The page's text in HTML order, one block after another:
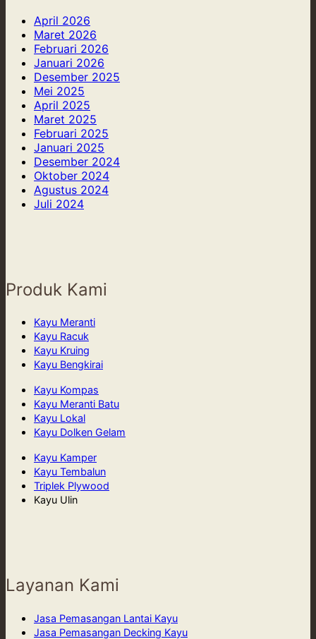
yang
Memukau
dan
Penuh
Cahaya
April 2026
Maret 2026
Februari 2026
Januari 2026
Desember 2025
Mei 2025
April 2025
Maret 2025
Februari 2025
Januari 2025
Desember 2024
Oktober 2024
Agustus 2024
Juli 2024
Produk Kami
Kayu Meranti
Kayu Racuk
Kayu Kruing
Kayu Bengkirai
Kayu Kompas
Kayu Meranti Batu
Kayu Lokal
Kayu Dolken Gelam
Kayu Kamper
Kayu Tembalun
Triplek Plywood
Kayu Ulin
Layanan Kami
Jasa Pemasangan Lantai Kayu
Jasa Pemasangan Decking Kayu